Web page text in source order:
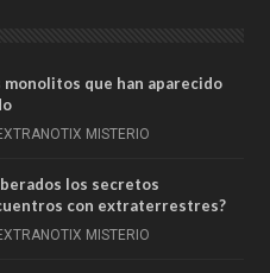
monolitos que han aparecido
MISTERIO
los secretos
con extraterrestres?
MISTERIO